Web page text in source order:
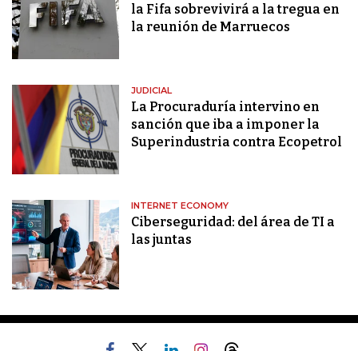
la Fifa sobrevivirá a la tregua en
la reunión de Marruecos
JUDICIAL
La Procuraduría intervino en
sanción que iba a imponer la
Superindustria contra Ecopetrol
INTERNET ECONOMY
Ciberseguridad: del área de TI a
las juntas